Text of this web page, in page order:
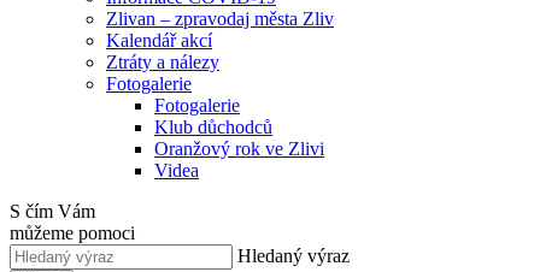
Zlivan – zpravodaj města Zliv
Kalendář akcí
Ztráty a nálezy
Fotogalerie
Fotogalerie
Klub důchodců
Oranžový rok ve Zlivi
Videa
S čím Vám
můžeme pomoci
Hledaný výraz